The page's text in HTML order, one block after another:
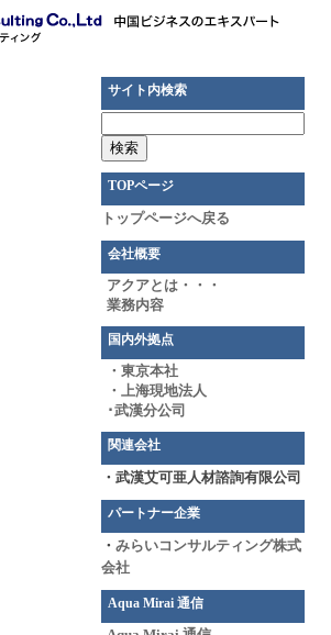
サイト内検索
TOPページ
トップページへ戻る
会社概要
アクアとは・・・
業務内容
国内外拠点
・東京本社
・上海現地法人
･武漢分公司
関連会社
・武漢艾可亜人材諮詢有限公司
パートナー企業
・ みらいコンサルティング株式
会社
Aqua Mirai 通信